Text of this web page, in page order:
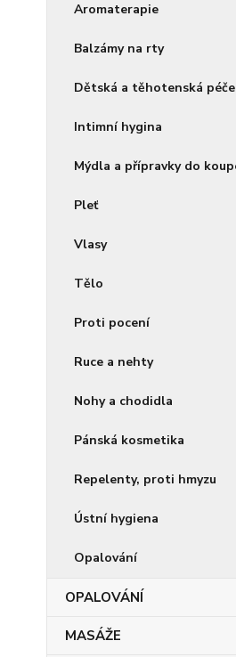
Aromaterapie
Balzámy na rty
Dětská a těhotenská péče
Intimní hygina
Mýdla a přípravky do
Pleť
Vlasy
Tělo
Proti pocení
Ruce a nehty
Nohy a chodidla
Pánská kosmetika
Repelenty, proti hmyzu
Ústní hygiena
Opalování
OPALOVÁNÍ
MASÁŽE